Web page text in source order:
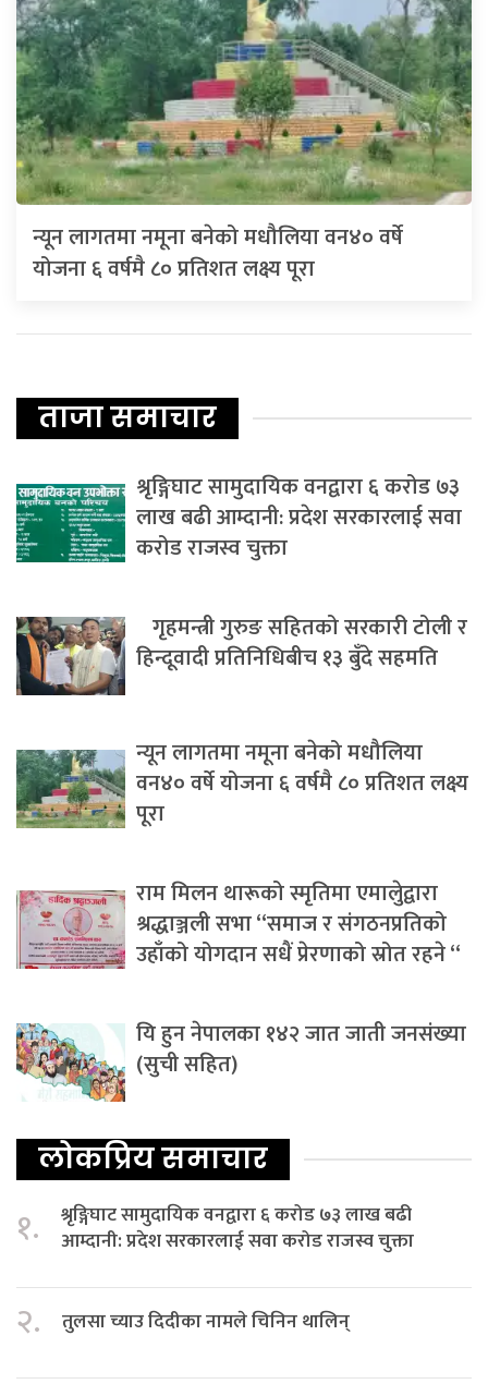
न्यून लागतमा नमूना बनेको मधौलिया वन४० वर्षे
योजना ६ वर्षमै ८० प्रतिशत लक्ष्य पूरा
ताजा समाचार
श्रृङ्गिघाट सामुदायिक वनद्वारा ६ करोड ७३
लाख बढी आम्दानी: प्रदेश सरकारलाई सवा
करोड राजस्व चुक्ता
गृहमन्त्री गुरुङ सहितको सरकारी टोली र
हिन्दूवादी प्रतिनिधिबीच १३ बुँदे सहमति
न्यून लागतमा नमूना बनेको मधौलिया
वन४० वर्षे योजना ६ वर्षमै ८० प्रतिशत लक्ष्य
पूरा
राम मिलन थारूको स्मृतिमा एमालेुद्वारा
श्रद्धाञ्जली सभा “समाज र संगठनप्रतिको
उहाँको योगदान सधैं प्रेरणाको स्रोत रहने “
यि हुन नेपालका १४२ जात जाती जनसंख्या
(सुची सहित)
लोकप्रिय समाचार
१.
श्रृङ्गिघाट सामुदायिक वनद्वारा ६ करोड ७३ लाख बढी
आम्दानी: प्रदेश सरकारलाई सवा करोड राजस्व चुक्ता
२. तुलसा च्याउ दिदीका नामले चिनिन थालिन्